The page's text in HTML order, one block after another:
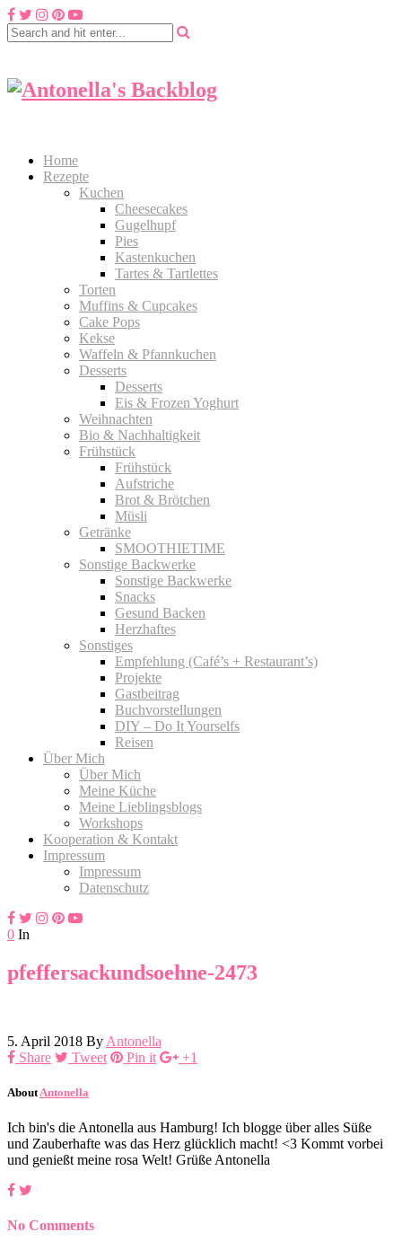
Home
Rezepte
Kuchen
Cheesecakes
Gugelhupf
Pies
Kastenkuchen
Tartes & Tartlettes
Torten
Muffins & Cupcakes
Cake Pops
Kekse
Waffeln & Pfannkuchen
Desserts
Desserts
Eis & Frozen Yoghurt
Weihnachten
Bio & Nachhaltigkeit
Frühstück
Frühstück
Aufstriche
Brot & Brötchen
Müsli
Getränke
SMOOTHIETIME
Sonstige Backwerke
Sonstige Backwerke
Snacks
Gesund Backen
Herzhaftes
Sonstiges
Empfehlung (Café’s + Restaurant’s)
Projekte
Gastbeitrag
Buchvorstellungen
DIY – Do It Yourselfs
Reisen
Über Mich
Über Mich
Meine Küche
Meine Lieblingsblogs
Workshops
Kooperation & Kontakt
Impressum
Impressum
Datenschutz
0 In
pfeffersackundsoehne-2473
5. April 2018 By Antonella
Share
Tweet Pin it +1
About Antonella
Ich bin's die Antonella aus Hamburg! Ich blogge über alles Süße
und Zauberhafte was das Herz glücklich macht! <3 Kommt vorbei
und genießt meine rosa Welt! Grüße Antonella
No Comments